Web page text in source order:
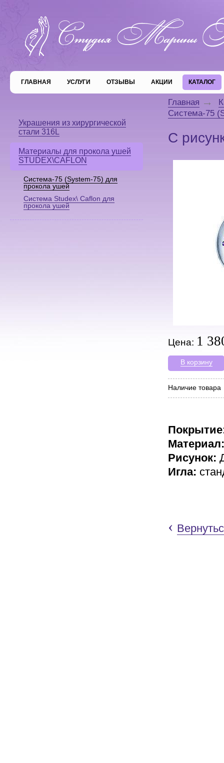
ГЛАВНАЯ УСЛУГИ ОТЗЫВЫ АКЦИИ КАТАЛОГ
Украшения из хирургической
стали 316L
Материалы для прокола ушей
STUDEX\CAFLON
Система-75 (System-75) для
прокола ушей
Система Studex\ Caflon для
прокола ушей
Главная
Система-75
С
Цена: 1
В корзину
Наличие товара
Рисунок:
Игла:
‹